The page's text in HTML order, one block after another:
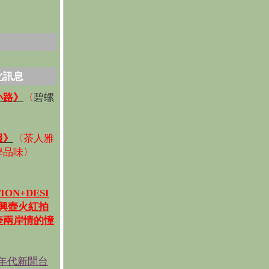
訊息
》 〈碧螺
〈茶人雅
味〉
壺火紅拍
岸情的憧
代新聞台